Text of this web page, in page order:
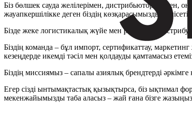
Біз бөлшек сауда желілерімен, дистрибьюторлармен,
жауапкершілікке деген біздің көзқарасымызды
Бізде жеке логистикалық жүйе мен реттелген
Біздің команда – бұл импорт, сертификаттау, маркетинг
кезеңдерде икемді тәсіл мен қолдауды қамтамасыз
Біздің миссиямыз – сапалы азиялық брендтерді
Егер сізді ынтымақтастық қызықтырса, біз ықтимал
мекенжайымызды таба аласыз – жай ғана бізге